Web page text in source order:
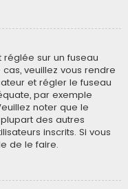
réglée sur un fuseau
veuillez vous rendre
et régler le fuseau
par exemple
noter que le
des autres
inscrits. Si vous
de le faire.